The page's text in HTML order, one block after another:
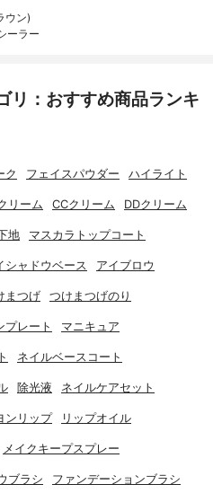
ウン)
ーラー
リ：おすすめ商品ランキ
ク フェイスパウダー ハイライト
リーム CCクリーム DDクリーム
地 マスカラトップコート
シャドウベース アイブロウ
まつげ つけまつげのり
プレート マニキュア
ネイルベースコート
除光液 ネイルケアセット
ンリップ リップオイル
メイクキープスプレー
ブラシ ファンデーションブラシ